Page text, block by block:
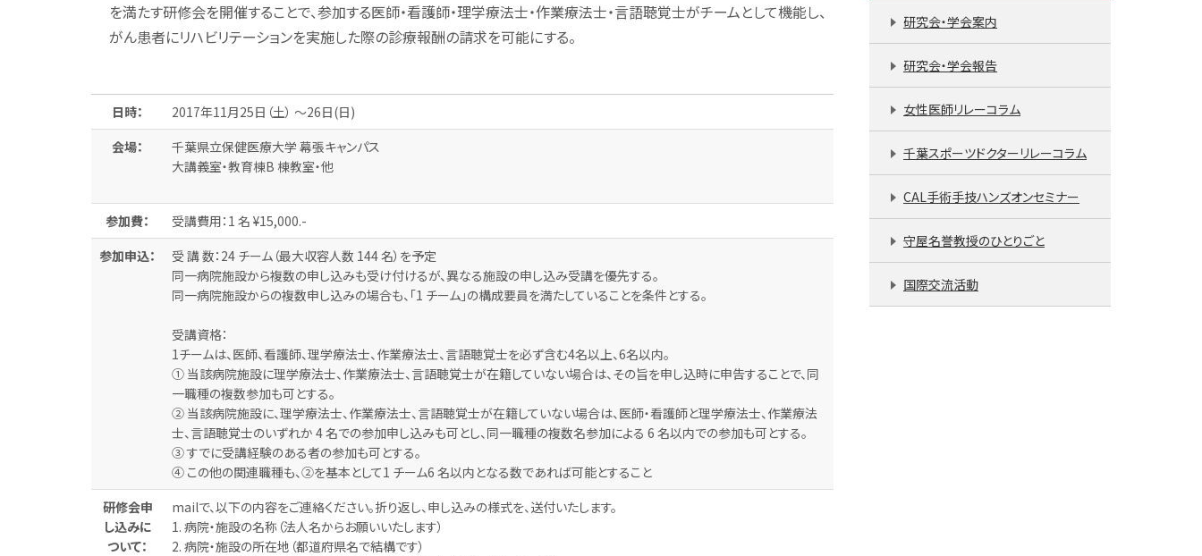
を満たす研修会を開催することで、参加する医師・看護師・理学療法士・作業療法士・言語聴覚士がチームとして機能し、
がん患者にリハビリテーションを実施した際の診療報酬の請求を可能にする。
日時：
2017年11月25日（土） ～26日(日)
会場：
千葉県立保健医療大学 幕張キャンパス
大講義室・教育棟B 棟教室・他
参加費：
受講費用：1 名 ¥15,000.-
参加申込：
受 講 数：24 チーム（最大収容人数 144 名）を予定
同一病院施設から複数の申し込みも受け付けるが、異なる施設の申し込み受講を優先する。
同一病院施設からの複数申し込みの場合も、「1 チーム」の構成要員を満たしていることを条件とする。
受講資格：
1チームは、医師、看護師、理学療法士、作業療法士、言語聴覚士を必ず含む4名以上、6名以内。
① 当該病院施設に理学療法士、作業療法士、言語聴覚士が在籍していない場合は、その旨を申し込時に申告することで、同
一職種の複数参加も可とする。
② 当該病院施設に、理学療法士、作業療法士、言語聴覚士が在籍していない場合は、医師・看護師と理学療法士、作業療法
士、言語聴覚士のいずれか 4 名での参加申し込みも可とし、同一職種の複数名参加による 6 名以内での参加も可とする。
③ すでに受講経験のある者の参加も可とする。
④ この他の関連職種も、②を基本として1 チーム6 名以内となる数であれば可能とすること
研修会申
し込みに
ついて：
mailで、以下の内容をご連絡ください。折り返し、申し込みの様式を、送付いたします。
1. 病院・施設の名称（法人名からお願いいたします）
2. 病院・施設の所在地（都道府県名で結構です）
研究会・学会案内
研究会・学会報告
女性医師リレーコラム
千葉スポーツドクターリレーコラム
CAL手術手技ハンズオンセミナー
守屋名誉教授のひとりごと
国際交流活動